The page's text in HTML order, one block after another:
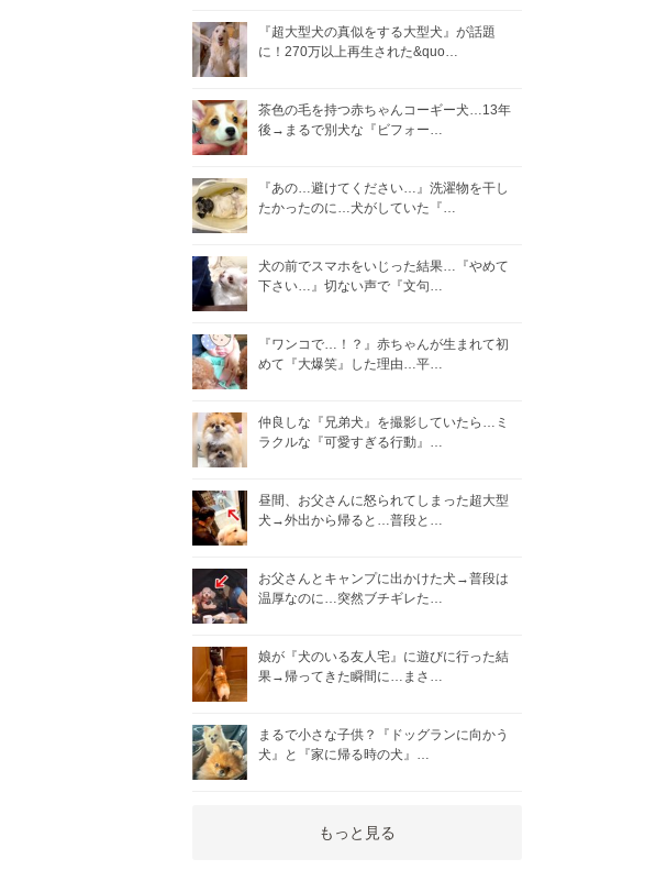
『超大型犬の真似をする大型犬』が話題
に！270万以上再生された&quo…
茶色の毛を持つ赤ちゃんコーギー犬…13年
後→まるで別犬な『ビフォー…
『あの…避けてください…』洗濯物を干し
たかったのに…犬がしていた『…
犬の前でスマホをいじった結果…『やめて
下さい…』切ない声で『文句…
『ワンコで…！？』赤ちゃんが生まれて初
めて『大爆笑』した理由…平…
仲良しな『兄弟犬』を撮影していたら…ミ
ラクルな『可愛すぎる行動』…
昼間、お父さんに怒られてしまった超大型
犬→外出から帰ると…普段と…
お父さんとキャンプに出かけた犬→普段は
温厚なのに…突然ブチギレた…
娘が『犬のいる友人宅』に遊びに行った結
果→帰ってきた瞬間に…まさ…
まるで小さな子供？『ドッグランに向かう
犬』と『家に帰る時の犬』…
もっと見る